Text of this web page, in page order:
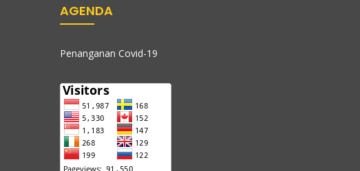
AGENDA
Penanganan Covid-19